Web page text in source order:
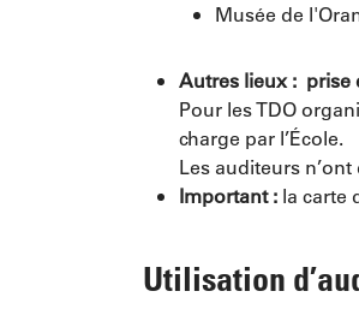
Musée de
Autres lieux : prise
Pour les TDO
charge par l’École.
Les auditeurs
Important : la carte
Utilisation